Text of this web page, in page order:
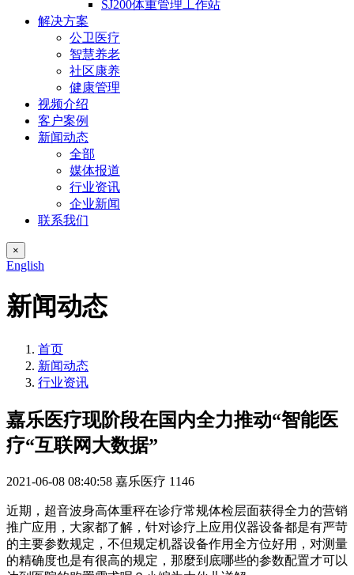
SJ200体重管理工作站
解决方案
公卫医疗
智慧养老
社区康养
健康管理
视频介绍
客户案例
新闻动态
全部
媒体报道
行业资讯
企业新闻
联系我们
×
English
新闻动态
首页
新闻动态
行业资讯
嘉乐医疗现阶段在国内全力推动“智能医
疗“互联网大数据”
2021-06-08 08:40:58 嘉乐医疗 1146
近期，超音波身高体重秤在诊疗常规体检层面获得全力的营销
推广应用，大家都了解，针对诊疗上应用仪器设备都是有严苛
的主要参数规定，不但规定机器设备作用全方位好用，对测量
的精确度也是有很高的规定，那麼到底哪些的参数配置才可以